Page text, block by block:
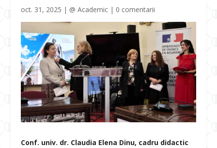
oct. 31, 2025 | @ Academic| 0 comentarii
Conf. univ. dr. Claudia Elena Dinu, cadru didactic